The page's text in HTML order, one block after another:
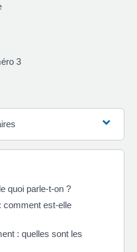
3
quoi parle-t-on ?
comment est-elle
: quelles sont les